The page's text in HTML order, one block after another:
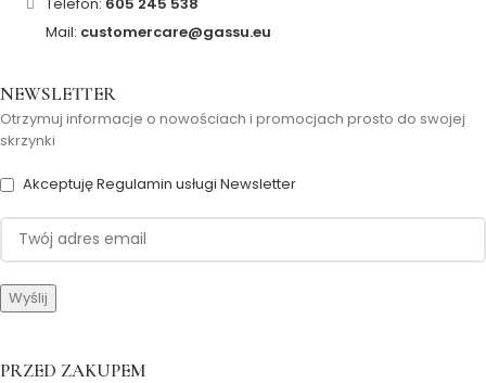
Mail: customercare@gassu.eu
NEWSLETTER
Otrzymuj informacje o nowościach i promocjach prosto do swojej
skrzynki
Akceptuję Regulamin usługi Newsletter
PRZED ZAKUPEM